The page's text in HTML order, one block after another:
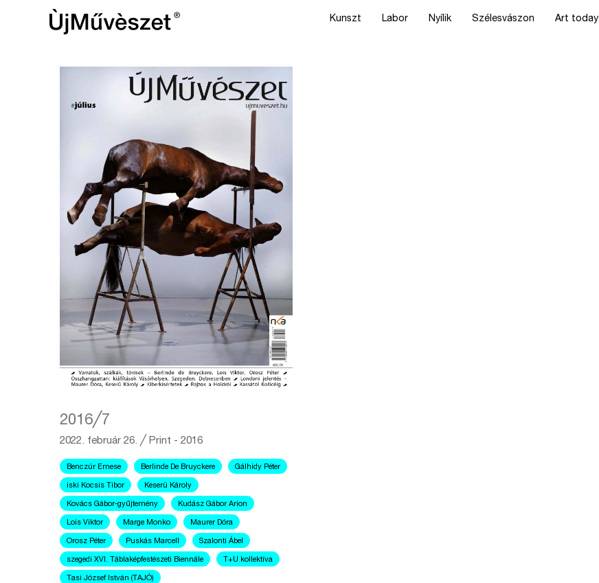
Kunszt Labor Nyílik Szélesvászon Art today
2016╱7
2022. február 26. ╱ Print - 2016
Benczúr Emese Berlinde De Bruyckere Gálhidy Péter
iski Kocsis Tibor Keserü Károly
Kovács Gábor-gyűjtemény Kudász Gábor Arion
Lois Viktor Marge Monko Maurer Dóra
Orosz Péter Puskás Marcell Szalonti Ábel
szegedi XVI. Táblaképfestészeti Biennále T+U kollektíva
Tasi József István (TAJÓ)